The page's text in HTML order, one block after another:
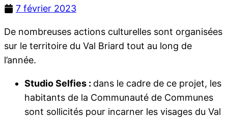
7 février 2023
De nombreuses actions culturelles sont organisées
sur le territoire du Val Briard tout au long de
l’année.
Studio Selfies : dans le cadre de ce projet, les
habitants de la Communauté de Communes
sont sollicités pour incarner les visages du Val